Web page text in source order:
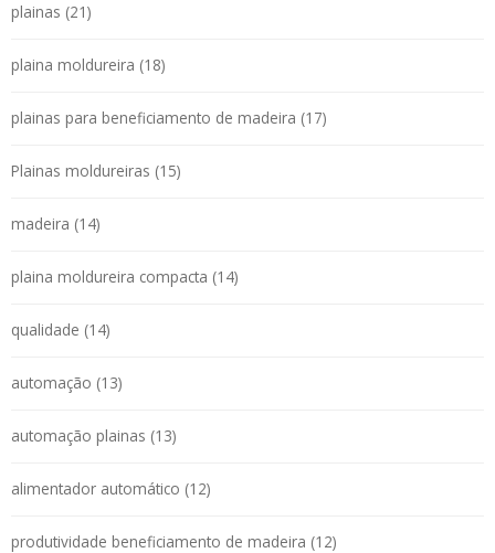
plainas (21)
plaina moldureira (18)
plainas para beneficiamento de madeira (17)
Plainas moldureiras (15)
madeira (14)
plaina moldureira compacta (14)
qualidade (14)
automação (13)
automação plainas (13)
alimentador automático (12)
produtividade beneficiamento de madeira (12)